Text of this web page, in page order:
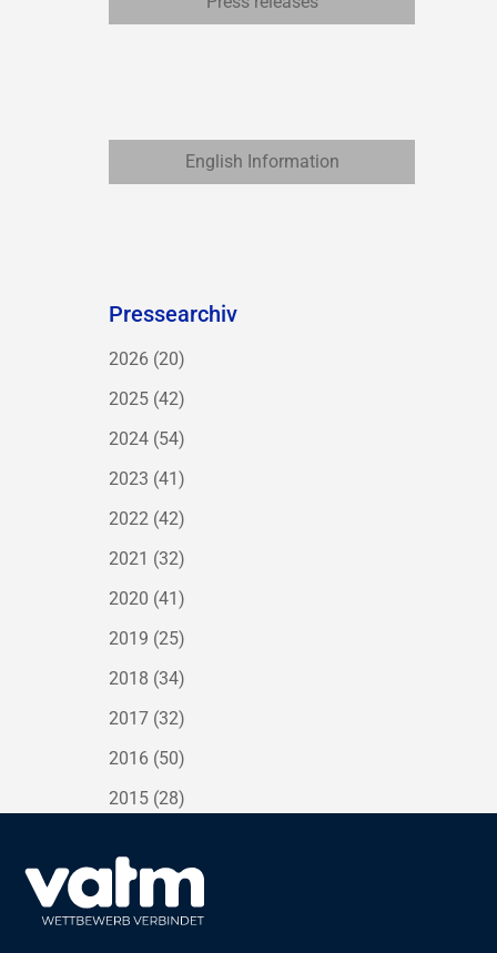
English Information
Pressearchiv
2026 (20)
2025 (42)
2024 (54)
2023 (41)
2022 (42)
2021 (32)
2020 (41)
2019 (25)
2018 (34)
2017 (32)
2016 (50)
2015 (28)